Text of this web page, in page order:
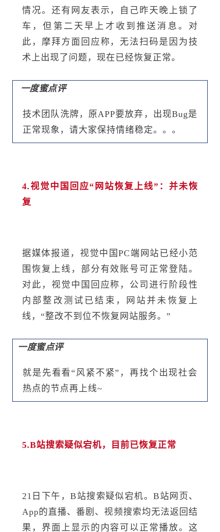
情况。还有网友表示，自己昨天晚上锁了
车，但第二天早上才收到推送消息。对
此，摩拜方面回应称，无法扫码是因为技
术上出现了问题，现在已经恢复正常。
一度蜜点评
技术团队洗牌，原APP要放弃，出现Bug是
正常现象，请大家保持情绪稳定。。。
4.视觉中国回应“网站恢复上线”：并未恢
复
据媒体报道，视觉中国PC端网站已经小范
围恢复上线，部分有效账号可正常登陆。
对此，视觉中国回应称，公司进行阶段性
内部整改测试已结束，网站并未恢复上
线，“整改不到位不恢复网站服务。”
一度蜜点评
就是先看看“风紧不紧”，再找个出现社会
热点的节点再上线~
5.B站搜索疑似宕机，目前已恢复正常
21日下午，B站搜索疑似宕机。B站网页、
App的直播、番剧、视频搜索均无法返回结
果，界面上显示的内容可以正常播放。这